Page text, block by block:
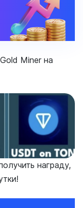
Miner на
награду,